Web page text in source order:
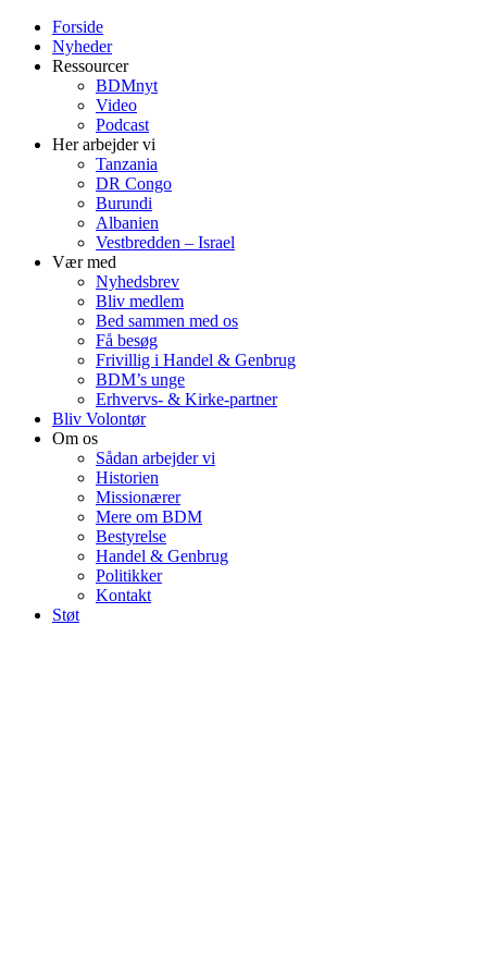
Forside
Nyheder
Ressourcer
BDMnyt
Video
Podcast
Her arbejder vi
Tanzania
DR Congo
Burundi
Albanien
Vestbredden – Israel
Vær med
Nyhedsbrev
Bliv medlem
Bed sammen med os
Få besøg
Frivillig i Handel & Genbrug
BDM’s unge
Erhvervs- & Kirke-partner
Bliv Volontør
Om os
Sådan arbejder vi
Historien
Missionærer
Mere om BDM
Bestyrelse
Handel & Genbrug
Politikker
Kontakt
Støt